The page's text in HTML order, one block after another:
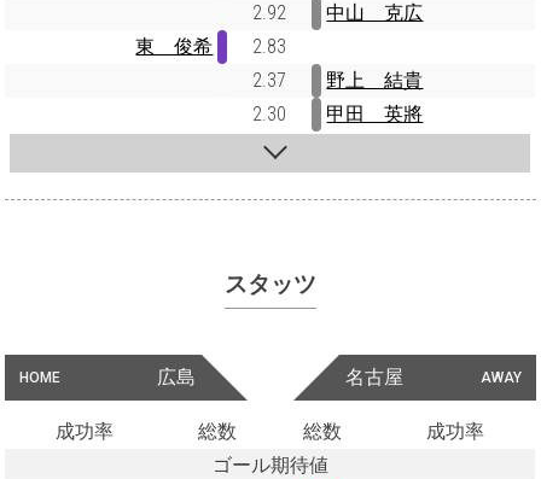
2.92
中山 克広
東 俊希
2.83
2.37
野上 結貴
2.30
甲田 英將
スタッツ
HOME 広島 AWAY
名古屋
成功率 総数 総数
成功率
ゴール期待値